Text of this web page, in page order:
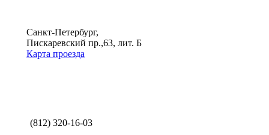
Санкт-Петербург,
Пискаревский пр.,63, лит. Б
Карта проезда
(812) 320-16-03